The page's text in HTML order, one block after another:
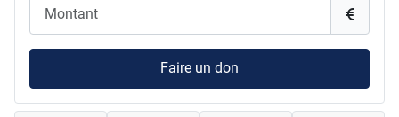
Faire un don